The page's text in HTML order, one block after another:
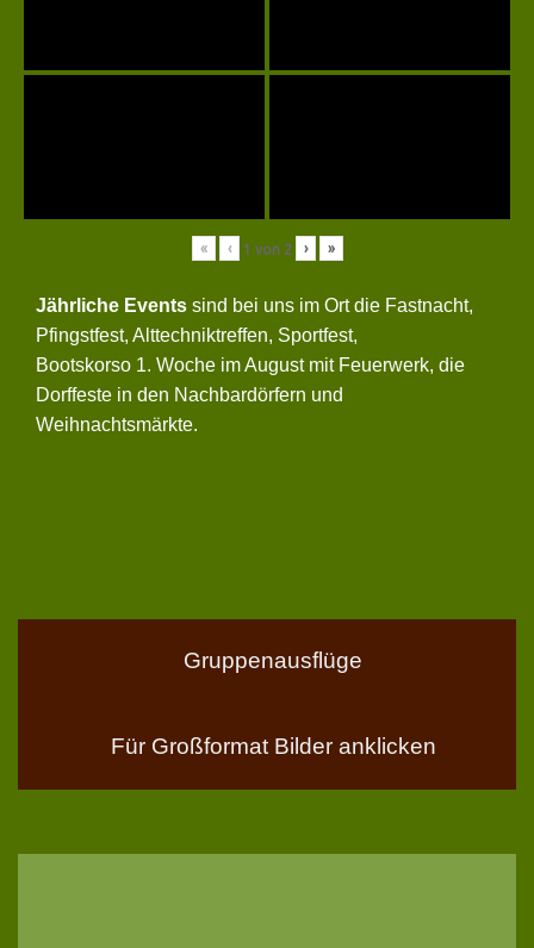
« ‹ 1 von 2 › »
Jährliche Events sind bei uns im Ort die Fastnacht,
Pfingstfest, Alttechniktreffen, Sportfest,
Bootskorso 1. Woche im August mit Feuerwerk, die
Dorffeste in den Nachbardörfern und
Weihnachtsmärkte.
Gruppenausflüge
Für Großformat Bilder anklicken